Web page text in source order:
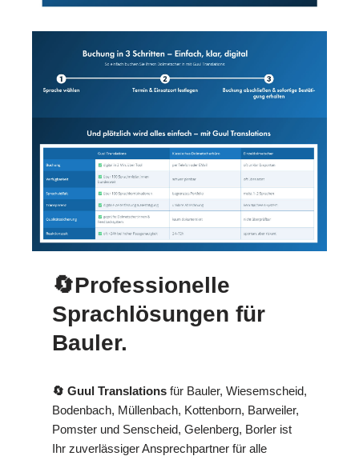
🔄Professionelle
Sprachlösungen für
Bauler.
🔄 Guul Translations für Bauler, Wiesemscheid,
Bodenbach, Müllenbach, Kottenborn, Barweiler,
Pomster und Senscheid, Gelenberg, Borler ist
Ihr zuverlässiger Ansprechpartner für alle